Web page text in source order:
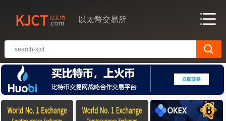
以太幣交易所